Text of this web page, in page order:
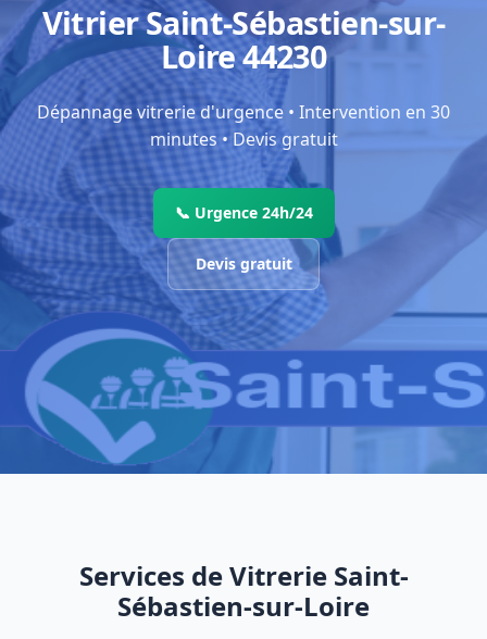
Vitrier Saint-Sébastien-sur-
Loire 44230
Dépannage vitrerie d'urgence • Intervention en 30
minutes • Devis gratuit
📞 Urgence 24h/24
Devis gratuit
Services de Vitrerie Saint-
Sébastien-sur-Loire